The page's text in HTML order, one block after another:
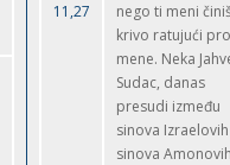
11,27
nego ti meni
krivo ratujući
mene. Neka
Sudac, danas
presudi između
sinova
sinova